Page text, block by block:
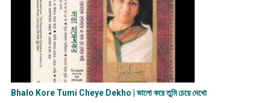
Bhalo Kore Tumi Cheye Dekho | ভালো করে তুমি চেয়ে দেখো